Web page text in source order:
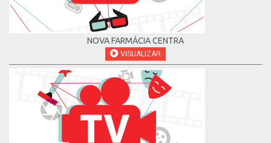
NOVA FARMÁCIA CENTRA
VISUALIZAR